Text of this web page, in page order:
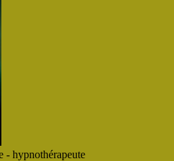
- hypnothérapeute